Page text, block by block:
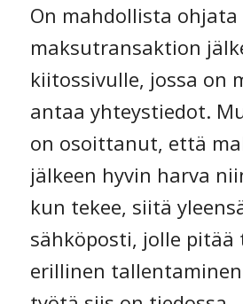
On mahdollista
maksutransaktion
kiitossivulle, jossa on
antaa yhteystiedot.
on osoittanut, että
jälkeen hyvin harva
kun tekee, siitä
sähköposti, jolle pitää
erillinen